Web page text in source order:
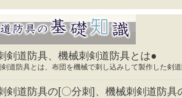
剣道防具、機械刺剣道防具とは●
道防具とは、布団を機械で刺し込みして製作した剣
剣道防具の[〇分刺]、機械刺剣道防具